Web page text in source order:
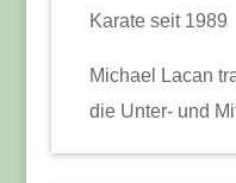
Karate seit 1989
Michael Lacan
die Unter- und